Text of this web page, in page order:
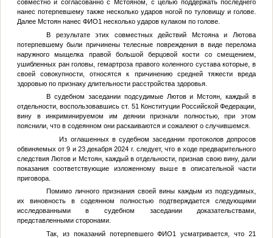
совместно и согласованно с Мстояном, с целью поддержать последнего
нанес потерпевшему также несколько ударов ногой по туловищу и голове.
Далее Мстоян нанес ФИО1 несколько ударов кулаком по голове.
В результате этих совместных действий Мстояна и Лютова
потерпевшему были причинены телесные повреждения в виде перелома
наружного мыщелка правой большой берцовой кости со смещением,
ушибленных ран головы, гемартроза правого коленного сустава которые, в
своей совокупности, относятся к причинению средней тяжести вреда
здоровью по признаку длительности расстройства здоровья.
В судебном заседании подсудимые Лютов и Мстоян, каждый в
отдельности, воспользовавшись ст. 51 Конституции Российской Федерации,
вину в инкриминируемом им деянии признали полностью, при этом
пояснили, что в содеянном они раскаиваются и сожалеют о случившемся.
Из оглашенных в судебном заседании протоколов допросов
обвиняемых от 9 и 23 декабря 2024 г. следует, что в ходе предварительного
следствия Лютов и Мстоян, каждый в отдельности, признав свою вину, дали
показания соответствующие изложенному выше в описательной части
приговора.
Помимо личного признания своей вины каждым из подсудимых,
их виновность в содеянном полностью подтверждается следующими
исследованными в судебном заседании доказательствами,
представленными сторонами.
Так, из показаний потерпевшего ФИО1 усматривается, что 21